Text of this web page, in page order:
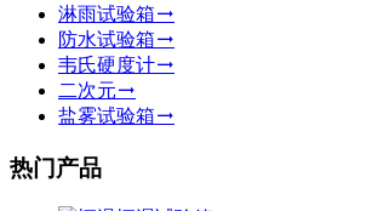
淋雨试验箱
防水试验箱
韦氏硬度计
二次元
盐雾试验箱
热门产品